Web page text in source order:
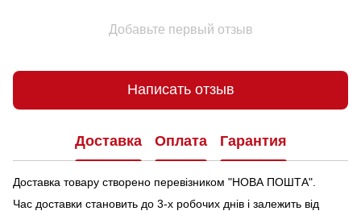
Добавьте первый отзыв
Написать отзыв
Доставка Оплата Гарантия
Доставка товару створено перевізником "НОВА ПОШТА".
Час доставки становить до 3-х робочих днів і залежить від